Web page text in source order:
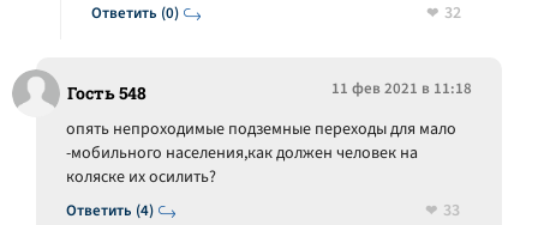
Ответить (0)
32
Гость 548 11 фев 2021 в 11:18
Ответить (4)
опять непроходимые подземные переходы для мало
-мобильного населения,как должен человек на
коляске их осилить?
33